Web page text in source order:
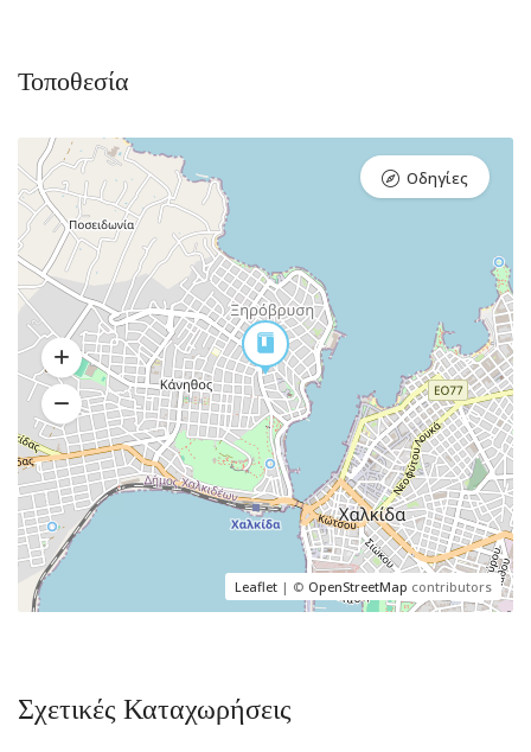
Τοποθεσία
Leaflet | © OpenStreetMap contributors
Οδηγίες
Σχετικές Καταχωρήσεις